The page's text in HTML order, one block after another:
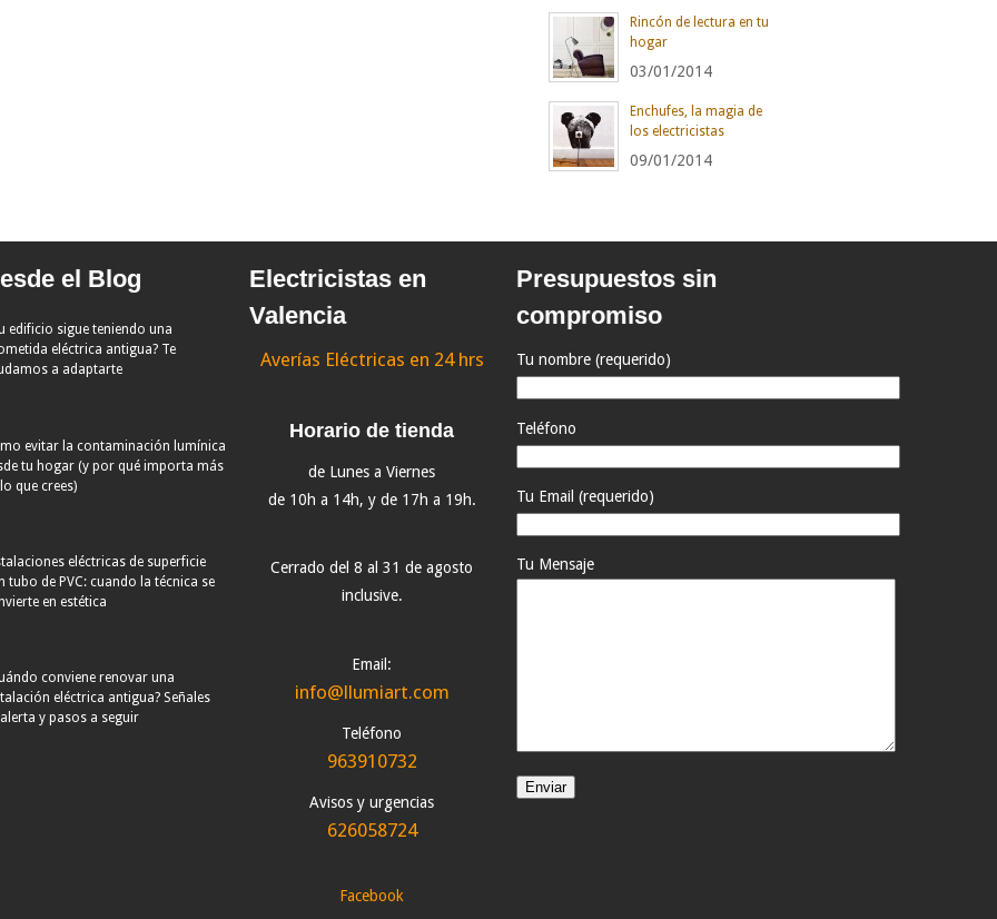
Rincón de lectura en tu
hogar
03/01/2014
Enchufes, la magia de
los electricistas
09/01/2014
el Blog
edificio sigue teniendo una
eléctrica antigua? Te
a adaptarte
evitar la contaminación lumínica
tu hogar (y por qué importa más
que crees)
eléctricas de superficie
tubo de PVC: cuando la técnica se
en estética
conviene renovar una
eléctrica antigua? Señales
y pasos a seguir
Electricistas en
Valencia
Averías Eléctricas en 24 hrs
Horario de tienda
de Lunes a Viernes
de 10h a 14h, y de 17h a 19h.
Cerrado del 8 al 31 de agosto
inclusive.
Email:
info@llumiart.com
Teléfono
963910732
Avisos y urgencias
626058724
Facebook
Presupuestos sin
compromiso
Tu nombre (requerido)
Teléfono
Tu Email (requerido)
Tu Mensaje